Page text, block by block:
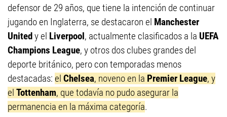
defensor de 29 años, que tiene la intención de continuar
jugando en Inglaterra, se destacaron el Manchester
Unitedy el Liverpool, actualmente clasificados a la UEFA
Champions League, y otros dos clubes grandes del
deporte británico, pero con temporadas menos
destacadas: el Chelsea, noveno en la Premier League, y
el Tottenham, que todavía no pudo asegurar la
permanencia en la máxima categoría.